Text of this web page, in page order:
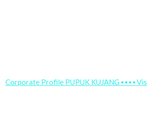
Corporate Profile PUPUK KUJANG ▪ ▪ ▪ ▪ Vis